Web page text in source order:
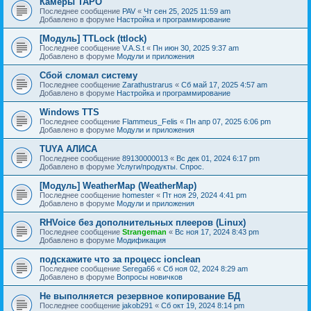
Последнее сообщение PAV « Чт сен 25, 2025 11:59 am
Добавлено в форуме Настройка и программирование
[Модуль] TTLock (ttlock)
Последнее сообщение V.A.S.t « Пн июн 30, 2025 9:37 am
Добавлено в форуме Модули и приложения
Сбой сломал систему
Последнее сообщение Zarathustrarus « Сб май 17, 2025 4:57 am
Добавлено в форуме Настройка и программирование
Windows TTS
Последнее сообщение Flammeus_Felis « Пн апр 07, 2025 6:06 pm
Добавлено в форуме Модули и приложения
TUYA АЛИСА
Последнее сообщение 89130000013 « Вс дек 01, 2024 6:17 pm
Добавлено в форуме Услуги/продукты. Спрос.
[Модуль] WeatherMap (WeatherMap)
Последнее сообщение homester « Пт ноя 29, 2024 4:41 pm
Добавлено в форуме Модули и приложения
RHVoice без дополнительных плееров (Linux)
Последнее сообщение Strangeman « Вс ноя 17, 2024 8:43 pm
Добавлено в форуме Модификация
подскажите что за процесс ionclean
Последнее сообщение Serega66 « Сб ноя 02, 2024 8:29 am
Добавлено в форуме Вопросы новичков
Не выполняется резервное копирование БД
Последнее сообщение jakob291 « Сб окт 19, 2024 8:14 pm